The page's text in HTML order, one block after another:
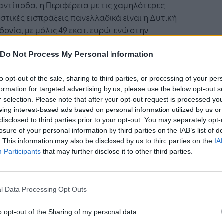
Do Not Process My Personal Information
opt-out of the sale, sharing to third parties, or processing of your
for targeted advertising by us, please use the below opt-out
selection. Please note that after your opt-out request is processed
interest-based ads based on personal information utilized by us
to third parties prior to your opt-out. You may separately
of your personal information by third parties on the IAB’s list of
This information may also be disclosed by us to third parties on the
Participants that may further disclose it to other third parties.
Data Processing Opt Outs
opt-out of the Sharing of my personal data.
η Περιφέρεια με τις χαμηλότερες
εισπράξεις πανελλαδικά είναι η Δυτική
με μόλις 49 εκατ. ευρώ, ενώ στην
Ανά Επίσκεψη, με 240 ευρώ, στοιχεία
των δύο Περιφερειών.
και όχι μόνο, στοιχεία αποτυπώνονται
εκθέσεις του ΙΝΣΕΤΕ, στις οποίες
μεταξύ άλλων, οι αναγκαίες
για τη χάραξη συγκεκριμένης
τουριστικής πολιτικής.
ικανοποιημένοι οι πελάτες από τα
- Πρωτιές για Ήπειρο, Κυκλάδες
με τα ποιοτικά στοιχεία στον τομέα της